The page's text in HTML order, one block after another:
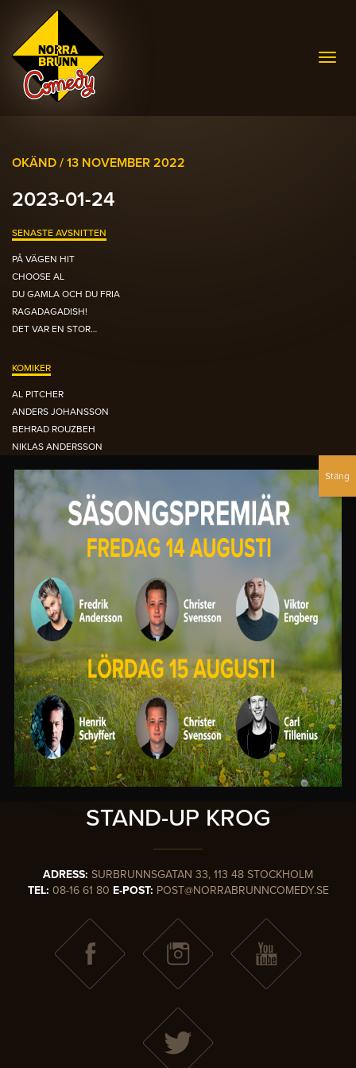
OKÄND / 13 NOVEMBER 2022
2023-01-24
SENASTE AVSNITTEN
PÅ VÄGEN HIT
CHOOSE AL
DU GAMLA OCH DU FRIA
RAGADAGADISH!
DET VAR EN STOR…
KOMIKER
AL PITCHER
ANDERS JOHANSSON
BEHRAD ROUZBEH
NIKLAS ANDERSSON
PETTER BRISTAV
SIMON GARSHASEBI
DEN ORANGEA FÅTÖLJEN ARKIVET
SVERIGESMEST KÄNDA
STAND-UP KROG
ADRESS: SURBRUNNSGATAN 33, 113 48 STOCKHOLM
TEL: 08-16 61 80 E-POST: POST@NORRABRUNNCOMEDY.SE